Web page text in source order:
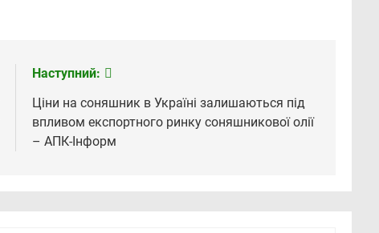
Наступний:
Ціни на соняшник в Україні залишаються під
впливом експортного ринку соняшникової олії
– АПК-Інформ